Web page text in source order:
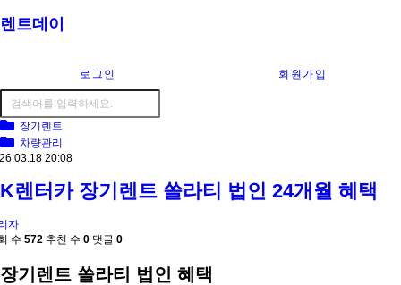
렌트데이
로그인 회원가입
장기렌트
차량관리
20:08
렌터카 장기렌트 쏠라티 법인 24개월 혜택
자
수 572 추천 수 0 댓글 0
장기렌트 쏠라티 법인 혜택